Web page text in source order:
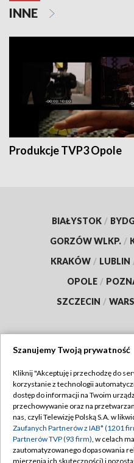
INNE
Produkcje TVP3 Opole
BIAŁYSTOK /
GORZÓW WLKP. /
KRAKÓW / LUBLIN
OPOLE /
SZCZECIN /
Abonament TVP
Emisja w TVP
Centrum informacji TVP
Polityka
Szanujemy Twoją prywatność
Kliknij "Akceptuję i przechodzę do
korzystanie z technologii
dostęp do informacji na Twoim
przechowywanie oraz na
nas, czyli Telewizję Polską S.A. w
Zaufanych Partnerów z IAB* (1201
Partnerów TVP (93 firm), w celach
zautomatyzowanego dopasowania
mierzenia ich skuteczności) i